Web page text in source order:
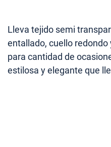
Lleva tejido semi
entallado, cuello
para cantidad de
estilosa y elegante que